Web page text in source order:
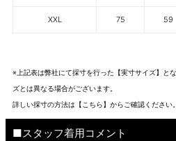
XXL 75 59
※上記表は弊社にて採寸を行った【実寸サイズ】と
ズとは異なる場合がございます。
詳しい採寸の方法は 【こちら】から ご確認ください。
■スタッフ着用コメント